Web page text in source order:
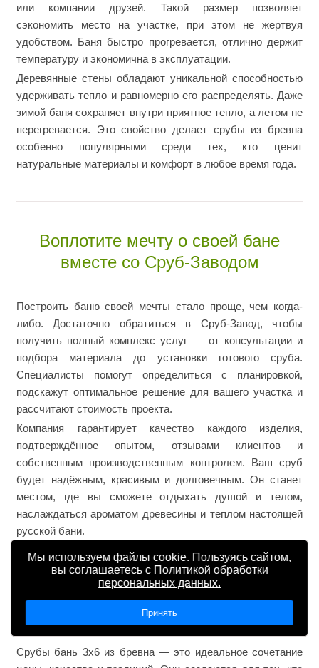
или компании друзей. Такой размер позволяет
сэкономить место на участке, при этом не жертвуя
удобством. Баня быстро прогревается, отлично держит
температуру и экономична в эксплуатации.
Деревянные стены обладают уникальной способностью
удерживать тепло и равномерно его распределять. Даже
зимой баня сохраняет внутри приятное тепло, а летом не
перегревается. Это свойство делает срубы из бревна
особенно популярными среди тех, кто ценит
натуральные материалы и комфорт в любое время года.
Воплотите мечту о своей бане
вместе со Сруб-Заводом
Построить баню своей мечты стало проще, чем когда-
либо. Достаточно обратиться в Сруб-Завод, чтобы
получить полный комплекс услуг — от консультации и
подбора материала до установки готового сруба.
Специалисты помогут определиться с планировкой,
подскажут оптимальное решение для вашего участка и
рассчитают стоимость проекта.
Компания гарантирует качество каждого изделия,
подтверждённое опытом, отзывами клиентов и
собственным производственным контролем. Ваш сруб
будет надёжным, красивым и долговечным. Он станет
местом, где вы сможете отдыхать душой и телом,
наслаждаться ароматом древесины и теплом настоящей
русской бани.
Ваш шаг к настоящему комфорту
Срубы бань 3х6 из бревна — это идеальное сочетание
Мы используем файлы cookie. Пользуясь сайтом,
вы соглашаетесь с Политикой обработки
персональных данных.
Принять